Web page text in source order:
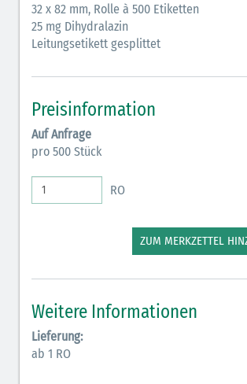
Rahmen)
Koagulantien (hellgrau/weiß schwarz
Elektrolyte Kalium (grün-blau)
Elektrolyte NaCl (grün)
Inodilatatoren (rot-grün)
Bronchodilatatoren (blau-braun)
Hormone (braun-beige)
Hormone Insulin (braun-gelb)
32 x 82 mm, Rolle à 500 Etiketten
25 mg Dihydralazin
Leitungsetikett gesplittet
Preisinformation
Auf Anfrage
pro 500 Stück
RO
ZUM MERKZETTEL
Weitere Informationen
Lieferung:
ab 1 RO